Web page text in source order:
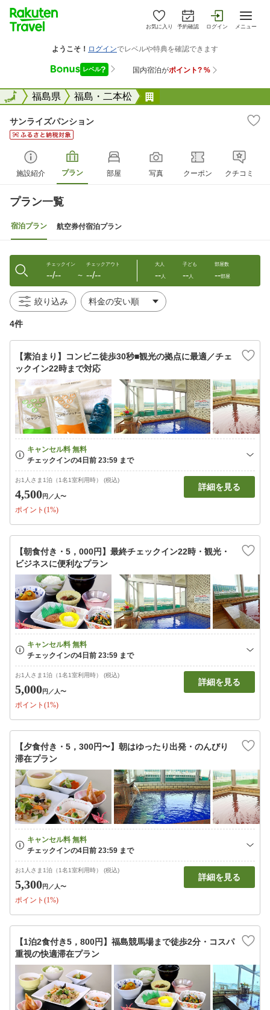
お気に入り 予約確認 ログイン メニュー
全国福島県 福島・二本松
全国
サンライズパンション
施設紹介 プラン 部屋 写真 クーポン クチコミ
プラン一覧
宿泊プラン 航空券付宿泊プラン
チェックイン
--/-- 〜
チェックアウト
--/--
大人
--人
子ども
--人
部屋数
--部屋
絞り込み
4件
【素泊まり】コンビニ徒歩30秒■観光の拠点に最適／チェ
ックイン22時まで対応
お1人さま1泊（1名1室利用時） (税込)
4,500円 ／人〜
ポイント(1%)
詳細を見る
【朝食付き・5，000円】最終チェックイン22時・観光・
ビジネスに便利なプラン
お1人さま1泊（1名1室利用時） (税込)
5,000円 ／人〜
ポイント(1%)
詳細を見る
【夕食付き・5，300円〜】朝はゆったり出発・のんびり
滞在プラン
お1人さま1泊（1名1室利用時） (税込)
5,300円 ／人〜
ポイント(1%)
詳細を見る
【1泊2食付き5，800円】福島競馬場まで徒歩2分・コスパ
重視の快適滞在プラン